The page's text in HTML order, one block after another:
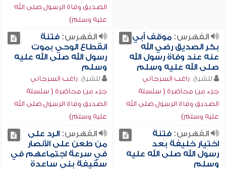
الصديق وفاة الرسول صلى الله
عليه وسلم)
الفهرس:موقف أبي
بكر الصديق رضي الله
عنه عند وفاة رسول الله
صلى الله عليه وسلم
للشيخ: راغب السرجاني
جزء من محاضرة ( سلسلة
الصديق وفاة الرسول صلى الله
عليه وسلم)
الفهرس:فتنة
انقطاع الوحي بموت
رسول الله صلى الله عليه
وسلم
للشيخ: راغب السرجاني
جزء من محاضرة ( سلسلة
الصديق وفاة الرسول صلى الله
عليه وسلم)
الفهرس:فتنة
اختيار خليفة بعد
رسول الله صلى الله عليه
وسلم
الفهرس:الرد على
من طعن على الأنصار
في سرعة اجتماعهم في
سقيفة بني ساعدة